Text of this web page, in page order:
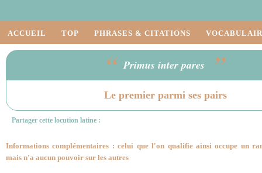
ACCUEIL TOP PHRASES & CITATIONS
“ Primus inter pares ”
Le premier parmi ses pairs
Partager cette locution latine :
Informations complémentaires : celui que l'on qualifie ainsi occupe un
mais n'a aucun pouvoir sur les autres